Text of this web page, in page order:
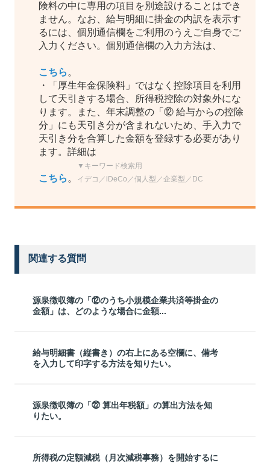
険料の中に専用の項目を別途設けることはでき
ません。なお、給与明細に掛金の内訳を表示す
るには、個別通信欄をご利用のうえご自身でご
入力ください。個別通信欄の入力方法は、
こちら 。
・「厚生年金保険料」ではなく控除項目を利用
して天引きする場合、所得税控除の対象外にな
ります。また、年末調整の「⑫ 給与からの控除
分」にも天引き分が含まれないため、手入力で
天引き分を合算した金額を登録する必要があり
ます。詳細は
こちら 。
▼キーワード検索用
イデコ／iDeCo／個人型／企業型／DC
関連する質問
源泉徴収簿の「⑫のうち小規模企業共済等掛金の
金額」は、どのような場合に金額...
給与明細書（縦書き）の右上にある空欄に、備考
を入力して印字する方法を知りたい。
源泉徴収簿の「㉒ 算出年税額」の算出方法を知
りたい。
所得税の定額減税（月次減税事務）を開始するに